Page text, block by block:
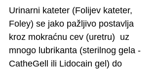
Urinarni kateter (Folijev kateter,
Foley) se jako pažljivo postavlja
kroz mokraćnu cev (uretru)  uz
mnogo lubrikanta (sterilnog gela -
CatheGell ili Lidocain gel) do